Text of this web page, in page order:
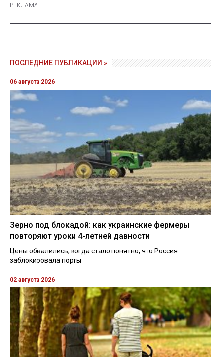
ПОСЛЕДНИЕ ПУБЛИКАЦИИ »
06 августа 2026
Зерно под блокадой: как украинские фермеры
повторяют уроки 4-летней давности
Цены обвалились, когда стало понятно, что Россия
заблокировала порты
02 августа 2026